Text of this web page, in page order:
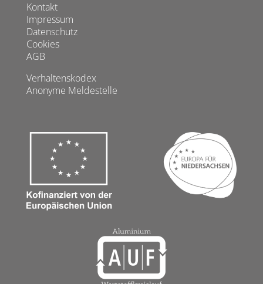
Kontakt
Impressum
Datenschutz
Cookies
AGB
Verhaltenskodex
Anonyme Meldestelle